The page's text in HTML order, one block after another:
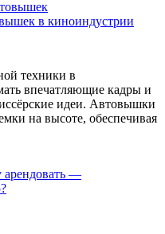
в киноиндустрии
техники в
впечатляющие кадры и
идеи. Автовышки
на высоте, обеспечивая
арендовать —